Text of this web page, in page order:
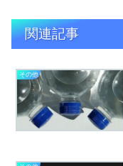
関連記事
その他